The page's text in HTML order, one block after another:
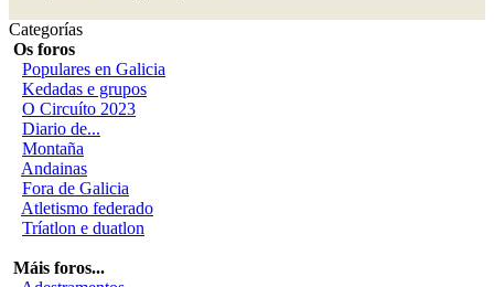
Categorías
Os foros
Populares en Galicia
Kedadas e grupos
O Circuíto 2023
Diario de...
Montaña
Andainas
Fora de Galicia
Atletismo federado
Tríatlon e duatlon
Máis foros...